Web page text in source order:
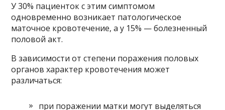
У 30% пациенток с этим симптомом
одновременно возникает патологическое
маточное кровотечение, а у 15% — болезненный
половой акт.
В зависимости от степени поражения половых
органов характер кровотечения может
различаться:
при поражении матки могут выделяться